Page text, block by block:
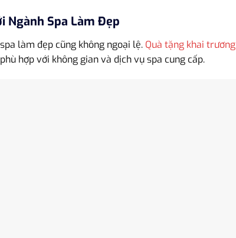
Ngành Spa Làm Đẹp
làm đẹp cũng không ngoại lệ. Quà tặng khai trương
hợp với không gian và dịch vụ spa cung cấp.